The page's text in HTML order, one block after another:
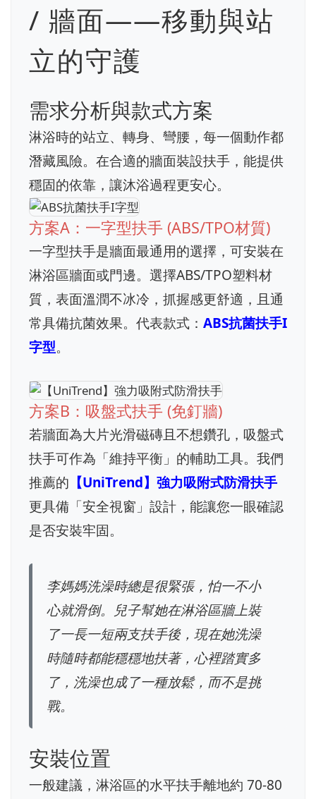
/ 牆面——移動與站
立的守護
需求分析與款式方案
淋浴時的站立、轉身、彎腰，每一個動作都
潛藏風險。在合適的牆面裝設扶手，能提供
穩固的依靠，讓沐浴過程更安心。
方案A：一字型扶手 (ABS/TPO材質)
一字型扶手是牆面最通用的選擇，可安裝在
淋浴區牆面或門邊。選擇ABS/TPO塑料材
質，表面溫潤不冰冷，抓握感更舒適，且通
常具備抗菌效果。代表款式： ABS抗菌扶手I
字型。
方案B：吸盤式扶手 (免釘牆)
若牆面為大片光滑磁磚且不想鑽孔，吸盤式
扶手可作為「維持平衡」的輔助工具。我們
推薦的 【UniTrend】強力吸附式防滑扶手
更具備「安全視窗」設計，能讓您一眼確認
是否安裝牢固。
李媽媽洗澡時總是很緊張，怕一不小
心就滑倒。兒子幫她在淋浴區牆上裝
了一長一短兩支扶手後，現在她洗澡
時隨時都能穩穩地扶著，心裡踏實多
了，洗澡也成了一種放鬆，而不是挑
戰。
安裝位置
一般建議，淋浴區的水平扶手離地約 70-80